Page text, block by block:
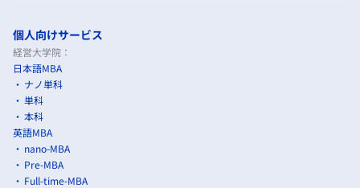
個人向けサービス
経営大学院：
日本語MBA
ナノ単科
単科
本科
英語MBA
nano-MBA
Pre-MBA
Full-time-MBA